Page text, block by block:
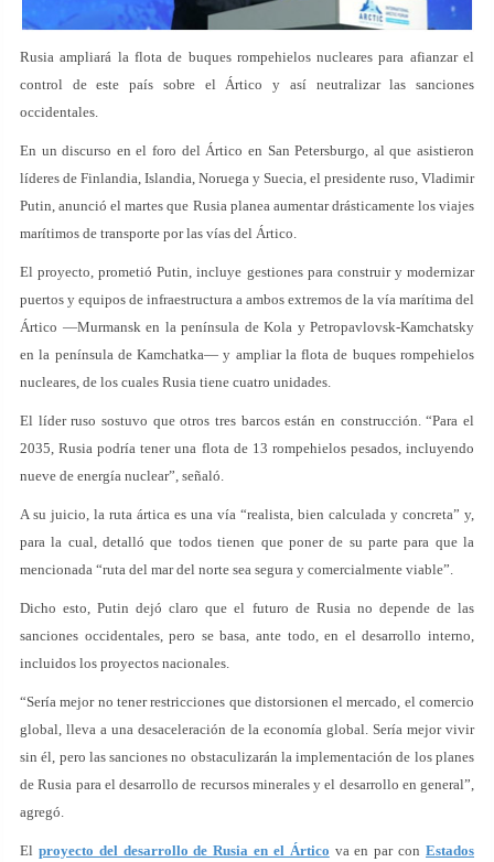
Rusia ampliará la flota de buques rompehielos nucleares para afianzar el
control de este país sobre el Ártico y así neutralizar las sanciones
occidentales.
En un discurso en el foro del Ártico en San Petersburgo, al que asistieron
líderes de Finlandia, Islandia, Noruega y Suecia, el presidente ruso, Vladimir
Putin, anunció el martes que Rusia planea aumentar drásticamente los viajes
marítimos de transporte por las vías del Ártico.
El proyecto, prometió Putin, incluye gestiones para construir y modernizar
puertos y equipos de infraestructura a ambos extremos de la vía marítima del
Ártico —Murmansk en la península de Kola y Petropavlovsk-Kamchatsky
en la península de Kamchatka— y ampliar la flota de buques rompehielos
nucleares, de los cuales Rusia tiene cuatro unidades.
El líder ruso sostuvo que otros tres barcos están en construcción. “Para el
2035, Rusia podría tener una flota de 13 rompehielos pesados, incluyendo
nueve de energía nuclear”, señaló.
A su juicio, la ruta ártica es una vía “realista, bien calculada y concreta” y,
para la cual, detalló que todos tienen que poner de su parte para que la
mencionada “ruta del mar del norte sea segura y comercialmente viable”.
Dicho esto, Putin dejó claro que el futuro de Rusia no depende de las
sanciones occidentales, pero se basa, ante todo, en el desarrollo interno,
incluidos los proyectos nacionales.
“Sería mejor no tener restricciones que distorsionen el mercado, el comercio
global, lleva a una desaceleración de la economía global. Sería mejor vivir
sin él, pero las sanciones no obstaculizarán la implementación de los planes
de Rusia para el desarrollo de recursos minerales y el desarrollo en general”,
agregó.
El proyecto del desarrollo de Rusia en el Ártico va en par conEstados